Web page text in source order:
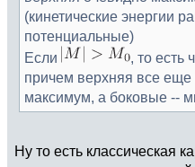
(кинетические энергии
потенциальные)
Если
, то есть
причем верхняя все
максимум, а боковые --
Ну то есть классическая